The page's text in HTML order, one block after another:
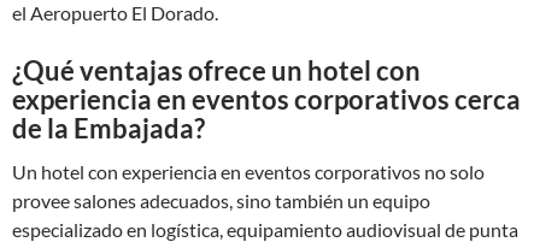
el Aeropuerto El Dorado.
¿Qué ventajas ofrece un hotel con
experiencia en eventos corporativos cerca
de la Embajada?
Un hotel con experiencia en eventos corporativos no solo
provee salones adecuados, sino también un equipo
especializado en logística, equipamiento audiovisual de punta